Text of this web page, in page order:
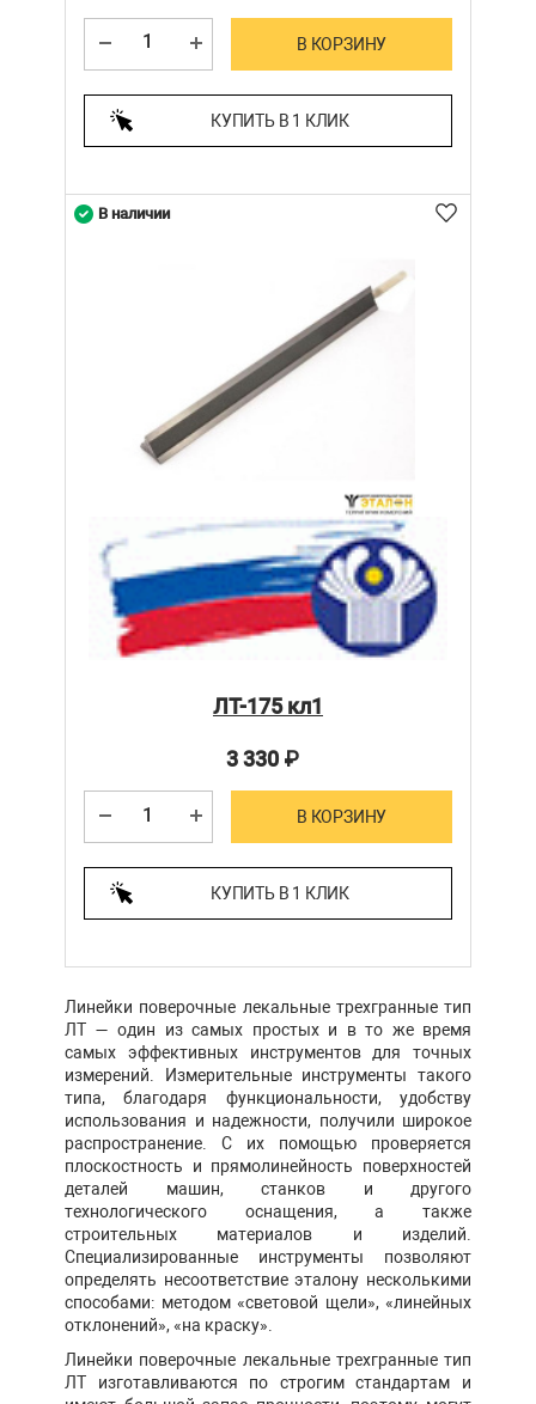
В КОРЗИНУ
КУПИТЬ В 1 КЛИК
ЛТ-175 кл1
3 330₽
В КОРЗИНУ
КУПИТЬ В 1 КЛИК
В наличии
Линейки поверочные лекальные трехгранные тип
ЛТ — один из самых простых и в то же время
самых эффективных инструментов для точных
измерений. Измерительные инструменты такого
типа, благодаря функциональности, удобству
использования и надежности, получили широкое
распространение. С их помощью проверяется
плоскостность и прямолинейность поверхностей
деталей машин, станков и другого
технологического оснащения, а также
строительных материалов и изделий.
Специализированные инструменты позволяют
определять несоответствие эталону несколькими
способами: методом «световой щели», «линейных
отклонений», «на краску».
Линейки поверочные лекальные трехгранные тип
ЛТ изготавливаются по строгим стандартам и